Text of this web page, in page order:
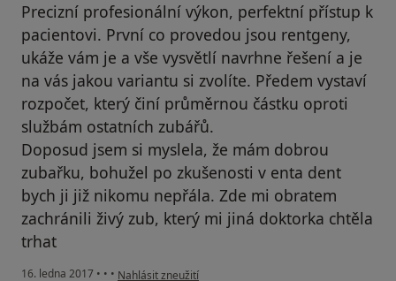
Precizní profesionální výkon, perfektní přístup k
pacientovi. První co provedou jsou rentgeny,
ukáže vám je a vše vysvětlí navrhne řešení a je
na vás jakou variantu si zvolíte. Předem vystaví
rozpočet, který činí průměrnou částku oproti
službám ostatních zubářů.
Doposud jsem si myslela, že mám dobrou
zubařku, bohužel po zkušenosti v enta dent
bych ji již nikomu nepřála. Zde mi obratem
zachránili živý zub, který mi jiná doktorka chtěla
trhat
16. ledna 2017 • • • podle názoru uživatele Váš účet byl odstraněn
Nahlásit zneužití